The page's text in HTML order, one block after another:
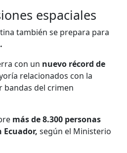
espaciales
también se prepara para
con un nuevo récord de
relacionados con la
bandas del crimen
más de 8.300 personas
según el Ministerio